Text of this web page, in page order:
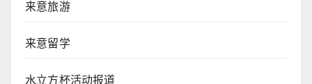
来意旅游
来意留学
水立方杯活动报道